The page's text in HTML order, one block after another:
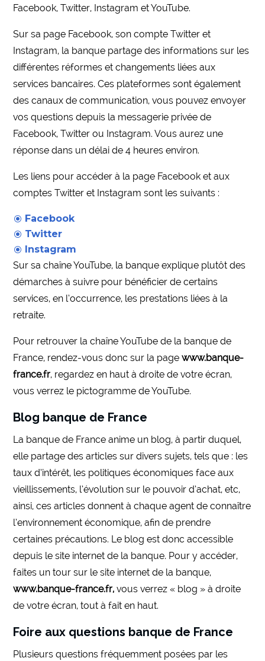
Facebook, Twitter, Instagram et YouTube.
Sur sa page Facebook, son compte Twitter et
Instagram, la banque partage des informations sur les
différentes réformes et changements liées aux
services bancaires. Ces plateformes sont également
des canaux de communication, vous pouvez envoyer
vos questions depuis la messagerie privée de
Facebook, Twitter ou Instagram. Vous aurez une
réponse dans un délai de 4 heures environ.
Les liens pour accéder à la page Facebook et aux
comptes Twitter et Instagram sont les suivants :
Facebook
Twitter
Instagram
Sur sa chaîne YouTube, la banque explique plutôt des
démarches à suivre pour bénéficier de certains
services, en l’occurrence, les prestations liées à la
retraite.
Pour retrouver la chaîne YouTube de la banque de
France, rendez-vous donc sur la pagewww.banque-
france.fr, regardez en haut à droite de votre écran,
vous verrez le pictogramme de YouTube.
Blog banque de France
La banque de France anime un blog, à partir duquel,
elle partage des articles sur divers sujets, tels que : les
taux d’intérêt, les politiques économiques face aux
vieillissements, l’évolution sur le pouvoir d’achat, etc,
ainsi, ces articles donnent à chaque agent de connaître
l’environnement économique, afin de prendre
certaines précautions. Le blog est donc accessible
depuis le site internet de la banque. Pour y accéder,
faites un tour sur le site internet de la banque,
www.banque-france.fr,vous verrez « blog » à droite
de votre écran, tout à fait en haut.
Foire aux questions banque de France
Plusieurs questions fréquemment posées par les